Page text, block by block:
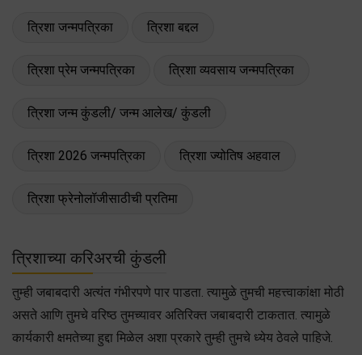
त्रिशा जन्मपत्रिका त्रिशा बद्दल
त्रिशा प्रेम जन्मपत्रिका त्रिशा व्यवसाय जन्मपत्रिका
त्रिशा जन्म कुंडली/ जन्म आलेख/ कुंडली
त्रिशा 2026 जन्मपत्रिका त्रिशा ज्योतिष अहवाल
त्रिशा फ्रेनोलॉजीसाठीची प्रतिमा
त्रिशाच्या करिअरची कुंडली
तुम्ही जबाबदारी अत्यंत गंभीरपणे पार पाडता. त्यामुळे तुमची महत्त्वाकांक्षा मोठी
असते आणि तुमचे वरिष्ठ तुमच्यावर अतिरिक्त जबाबदारी टाकतात. त्यामुळे
कार्यकारी क्षमतेच्या हुद्दा मिळेल अशा प्रकारे तुम्ही तुमचे ध्येय ठेवले पाहिजे.